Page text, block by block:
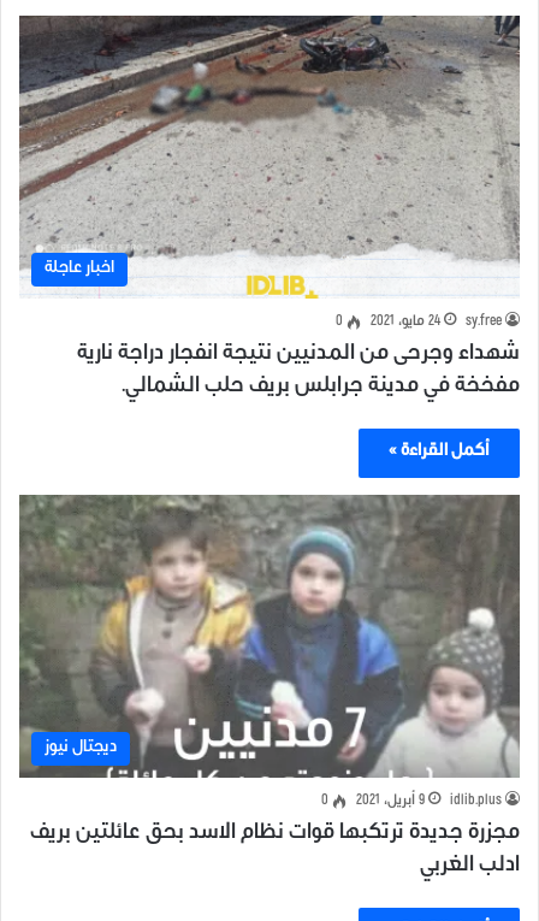
اخبار عاجلة
sy.free 24 مايو، 2021 0
شهداء وجرحى من المدنيين نتيجة انفجار دراجة نارية
مفخخة في مدينة جرابلس بريف حلب الشمالي.
أكمل القراءة »
ديجتال نيوز
idlib.plus 9 أبريل، 2021 0
مجزرة جديدة ترتكبها قوات نظام الاسد بحق عائلتين بريف
ادلب الغربي